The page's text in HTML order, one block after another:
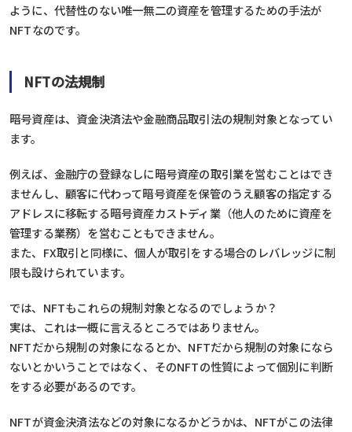
ように、代替性のない唯一無二の資産を管理するための手法が
NFTなのです。
NFTの法規制
暗号資産は、資金決済法や金融商品取引法の規制対象となってい
ます。
例えば、金融庁の登録なしに暗号資産の取引業を営むことはでき
ませんし、顧客に代わって暗号資産を保管のうえ顧客の指定する
アドレスに移転する暗号資産カストディ業（他人のために資産を
管理する業務）を営むこともできません。
また、FX取引と同様に、個人が取引をする場合のレバレッジに制
限も設けられています。
では、NFTもこれらの規制対象となるのでしょうか？
実は、これは一概に言えるところではありません。
NFTだから規制の対象になるとか、NFTだから規制の対象になら
ないとかいうことではなく、そのNFTの性質によって個別に判断
をする必要があるのです。
NFTが資金決済法などの対象になるかどうかは、NFTがこの法律